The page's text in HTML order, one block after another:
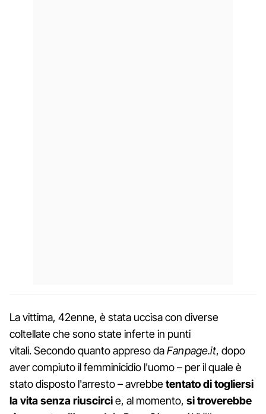
La vittima, 42enne, è stata uccisa con diverse
coltellate che sono state inferte in punti
vitali. Secondo quanto appreso daFanpage.it, dopo
aver compiuto il femminicidio l'uomo – per il quale è
stato disposto l'arresto – avrebbetentato di togliersi
la vita senza riuscircie, al momento, si troverebbe